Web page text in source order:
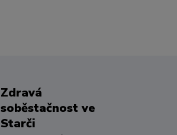
Zdravá
soběstačnost ve
Starči